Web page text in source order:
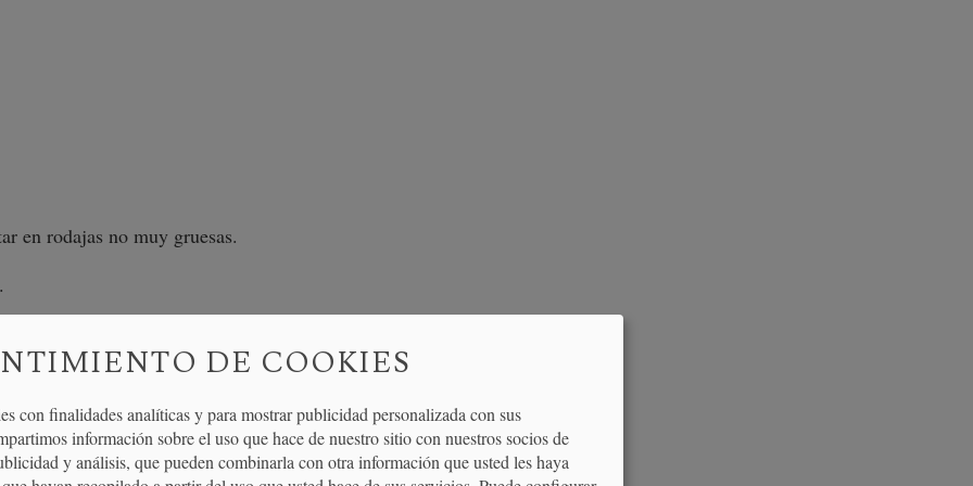
en rodajas no muy gruesas.
pochar las patatas junto a la cebolla. Un detalle
freír, sino que tiene que pochar para que queden
varilla, batir los huevos para la tortilla. Echar
DE COOKIES
con finalidades analíticas y para mostrar publicidad personalizada con sus
información sobre el uso que hace de nuestro sitio con nuestros socios de
y análisis, que pueden combinarla con otra información que usted les haya